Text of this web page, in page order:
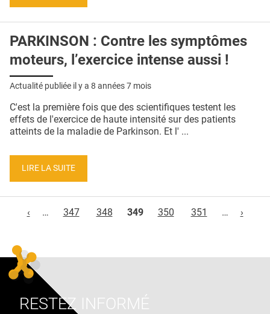
PARKINSON : Contre les symptômes
moteurs, l’exercice intense aussi !
Actualité publiée il y a 8 années 7 mois
C'est la première fois que des scientifiques testent les
effets de l'exercice de haute intensité sur des patients
atteints de la maladie de Parkinson. Et l' ...
LIRE LA SUITE
‹
… 347 348 349 350 351 … ›
RESTEZ INFORMÉ